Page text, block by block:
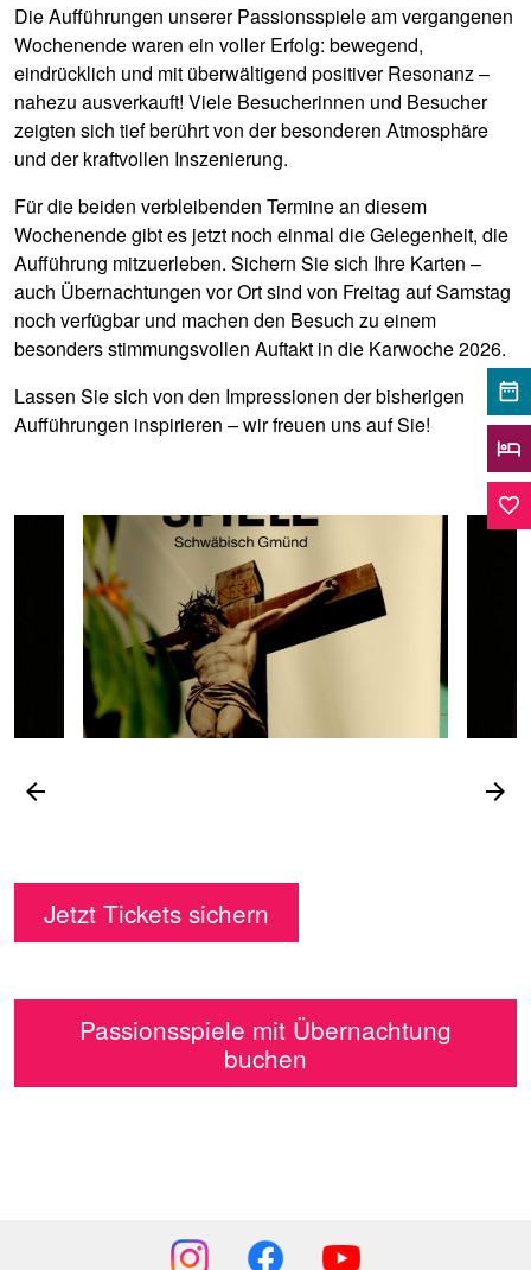
Die Aufführungen unserer Passionsspiele am vergangenen
Wochenende waren ein voller Erfolg: bewegend,
eindrücklich und mit überwältigend positiver Resonanz –
nahezu ausverkauft! Viele Besucherinnen und Besucher
zeigten sich tief berührt von der besonderen Atmosphäre
und der kraftvollen Inszenierung.
Für die beiden verbleibenden Termine an diesem
Wochenende gibt es jetzt noch einmal die Gelegenheit, die
Aufführung mitzuerleben. Sichern Sie sich Ihre Karten –
auch Übernachtungen vor Ort sind von Freitag auf Samstag
noch verfügbar und machen den Besuch zu einem
besonders stimmungsvollen Auftakt in die Karwoche 2026.
Lassen Sie sich von den Impressionen der bisherigen
Aufführungen inspirieren – wir freuen uns auf Sie!
arrow_back arrow_forward
Jetzt Tickets sichern
Passionsspiele mit Übernachtung
buchen
date_range
hotel
favorite_border